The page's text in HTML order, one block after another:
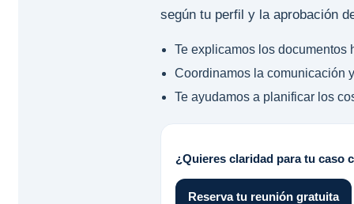
según tu perfil y la aprobación
Te explicamos los documentos
Coordinamos la comunicación
Te ayudamos a planificar los
¿Quieres claridad para tu caso
Reserva tu reunión gratuita